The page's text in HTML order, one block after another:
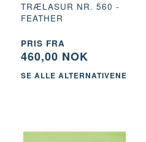
TRÆLASUR NR. 560 -
FEATHER
PRIS FRA
460,00 NOK
SE ALLE ALTERNATIVENE